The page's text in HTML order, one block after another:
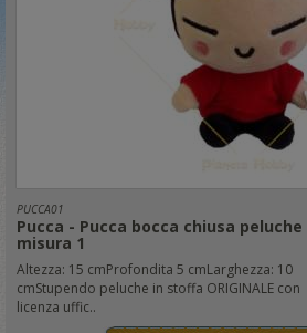
PUCCA01
Pucca - Pucca bocca chiusa peluche
misura 1
Altezza: 15 cmProfondita 5 cmLarghezza: 10
cmStupendo peluche in stoffa ORIGINALE con
licenza uffic..